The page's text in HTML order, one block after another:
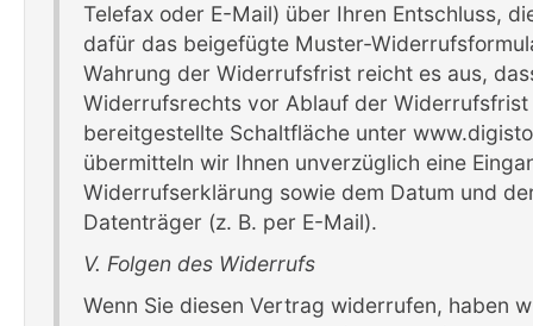
Telefax oder E-Mail) über Ihren Entschluss,
dafür das beigefügte Muster-
Wahrung der Widerrufsfrist reicht es aus,
Widerrufsrechts vor Ablauf der
bereitgestellte Schaltfläche unter
übermitteln wir Ihnen unverzüglich eine
Widerrufserklärung sowie dem Datum und
Datenträger (z. B. per E-Mail).
V. Folgen des Widerrufs
Wenn Sie diesen Vertrag widerrufen, haben